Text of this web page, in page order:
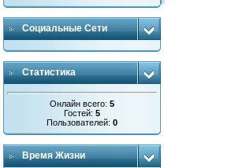
Социальные Сети
Статистика
Онлайн всего:5
Гостей:5
Пользователей:0
Время Жизни